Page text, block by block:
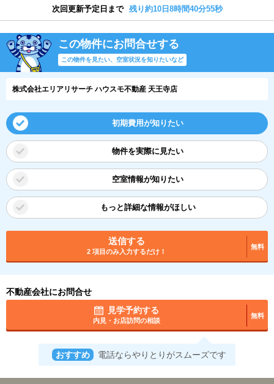
次回更新予定日まで 残り約10日8時間40分55秒
この物件にお問合せする
この物件を見たい、空室状況を知りたいなど
株式会社エリアリサーチ ハウスモ不動産 天王寺店
初期費用が知りたい
物件を実際に見たい
空室情報が知りたい
もっと詳細な情報がほしい
送信する
2 項目のみ入力するだけ！
無料
不動産会社にお問合せ
見学予約する
内見・お店訪問の相談
無料
おすすめ 電話ならやりとりがスムーズです